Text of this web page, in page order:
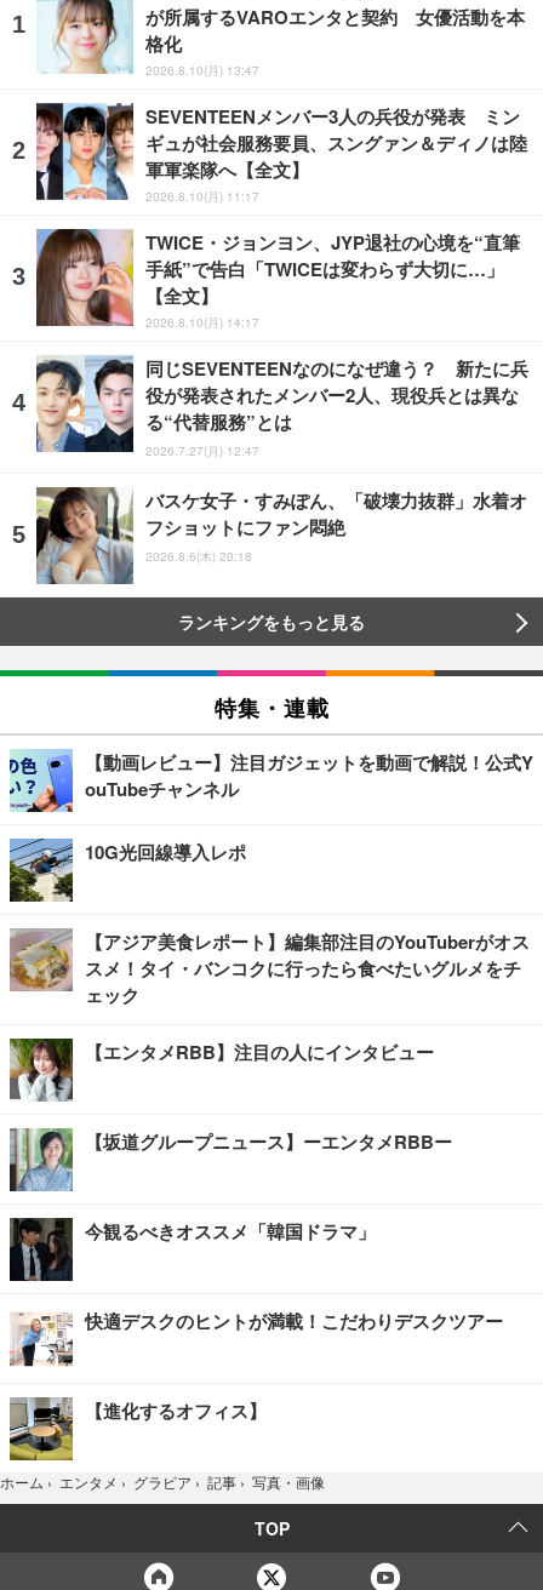
が所属するVAROエンタと契約 女優活動を本
格化
2026.8.10(月) 13:47
SEVENTEENメンバー3人の兵役が発表 ミン
ギュが社会服務要員、スングァン＆ディノは陸
軍軍楽隊へ【全文】
2026.8.10(月) 11:17
TWICE・ジョンヨン、JYP退社の心境を“直筆
手紙”で告白「TWICEは変わらず大切に…」
【全文】
2026.8.10(月) 14:17
同じSEVENTEENなのになぜ違う？ 新たに兵
役が発表されたメンバー2人、現役兵とは異な
る“代替服務”とは
2026.7.27(月) 12:47
バスケ女子・すみぽん、「破壊力抜群」水着オ
フショットにファン悶絶
2026.8.6(木) 20:18
ランキングをもっと見る
特集・連載
【動画レビュー】注目ガジェットを動画で解説！公式Y
ouTubeチャンネル
10G光回線導入レポ
【アジア美食レポート】編集部注目のYouTuberがオス
スメ！タイ・バンコクに行ったら食べたいグルメをチ
ェック
【エンタメRBB】注目の人にインタビュー
【坂道グループニュース】ーエンタメRBBー
今観るべきオススメ「韓国ドラマ」
快適デスクのヒントが満載！こだわりデスクツアー
【進化するオフィス】
ホーム › エンタメ › グラビア › 記事 › 写真・画像
TOP